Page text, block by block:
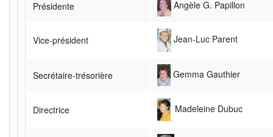
Présidente Angèle G. Papillon
Vice-président Jean-Luc Parent
Secrétaire-trésorière Gemma Gauthier
Directrice Madeleine Dubuc